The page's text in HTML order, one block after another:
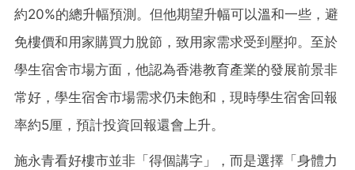
約20%的總升幅預測。但他期望升幅可以溫和一些，避
免樓價和用家購買力脫節，致用家需求受到壓抑。至於
學生宿舍市場方面，他認為香港教育產業的發展前景非
常好，學生宿舍市場需求仍未飽和，現時學生宿舍回報
率約5厘，預計投資回報還會上升。
施永青看好樓市並非「得個講字」，而是選擇「身體力